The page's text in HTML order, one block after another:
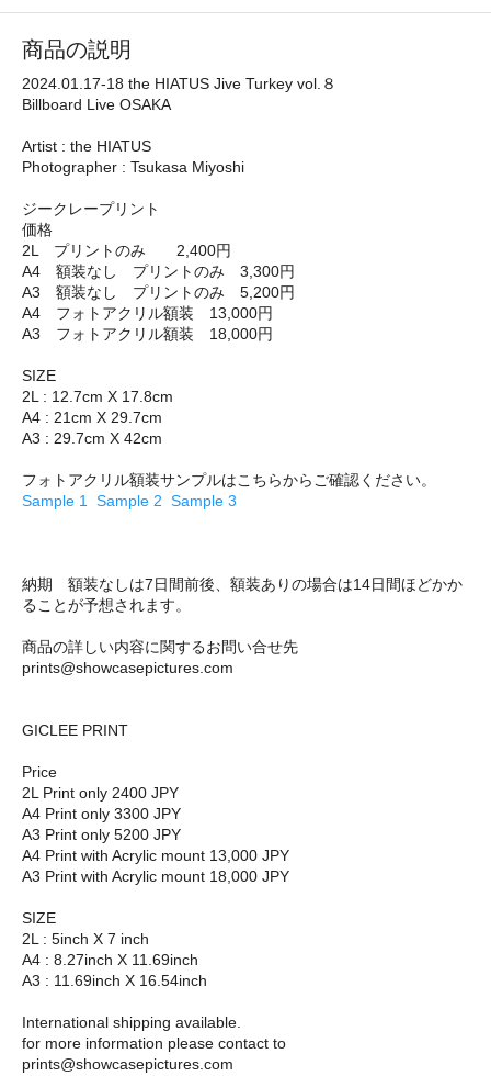
商品の説明
2024.01.17-18 the HIATUS Jive Turkey vol.８
Billboard Live OSAKA
Artist : the HIATUS
Photographer : Tsukasa Miyoshi
ジークレープリント
価格
2L プリントのみ 2,400円
A4 額装なし プリントのみ 3,300円
A3 額装なし プリントのみ 5,200円
A4 フォトアクリル額装 13,000円
A3 フォトアクリル額装 18,000円
SIZE
2L : 12.7cm X 17.8cm
A4 : 21cm X 29.7cm
A3 : 29.7cm X 42cm
フォトアクリル額装サンプルはこちらからご確認ください。
Sample 1
Sample 2 Sample 3
納期 額装なしは7日間前後、額装ありの場合は14日間ほどかか
ることが予想されます。
商品の詳しい内容に関するお問い合せ先
prints@showcasepictures.com
GICLEE PRINT
Price
2L Print only 2400 JPY
A4 Print only 3300 JPY
A3 Print only 5200 JPY
A4 Print with Acrylic mount 13,000 JPY
A3 Print with Acrylic mount 18,000 JPY
SIZE
2L : 5inch X 7 inch
A4 : 8.27inch X 11.69inch
A3 : 11.69inch X 16.54inch
International shipping available.
for more information please contact to
prints@showcasepictures.com